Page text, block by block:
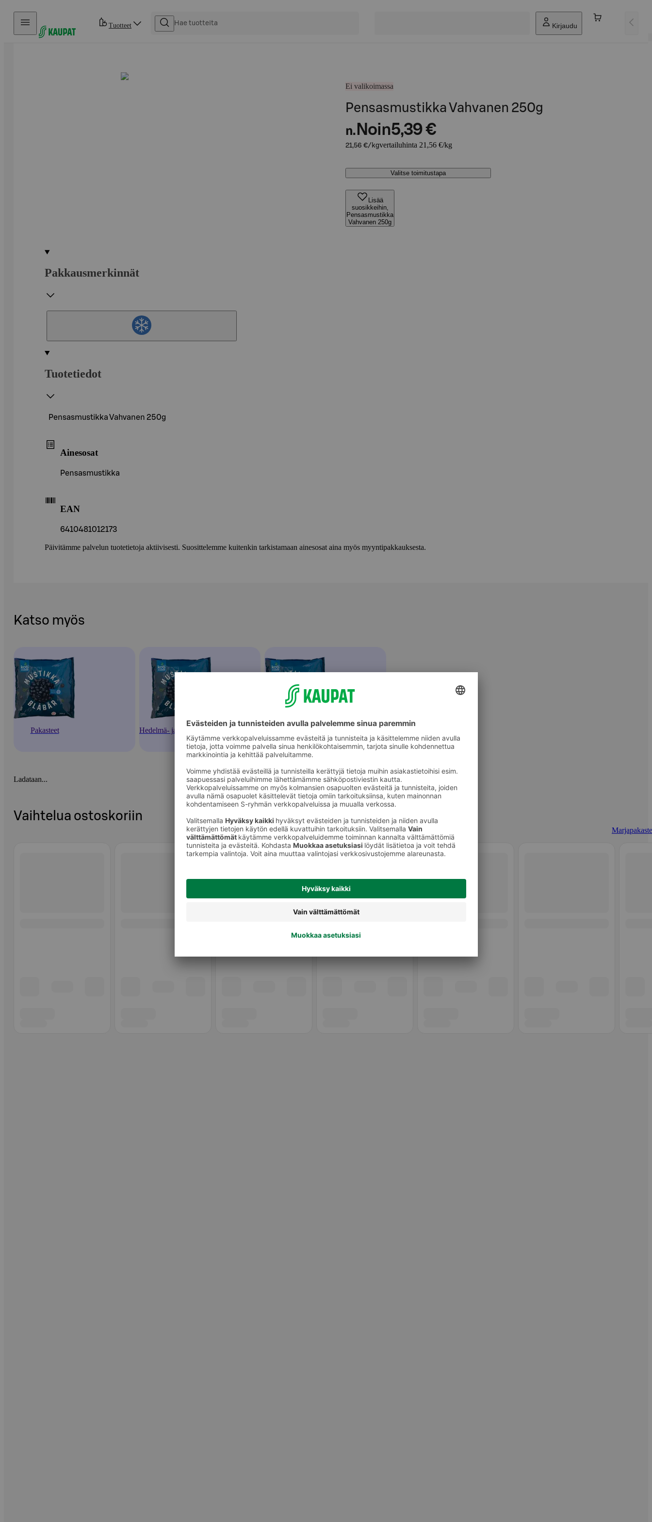
Hyppää sisältöön
Tuotteet Kirjaudu
Ei valikoimassa
Pensasmustikka Vahvanen 250g
n. Noin5,39 €
21,56 €/kgvertailuhinta 21,56 €/kg
Valitse toimitustapa
Lisää
suosikkeihin,
Pensasmustikka
Vahvanen 250g
Pakkausmerkinnät
Tuotetiedot
Pensasmustikka Vahvanen 250g
Ainesosat
Pensasmustikka
EAN
6410481012173
Päivitämme palvelun tuotetietoja aktiivisesti. Suosittelemme kuitenkin tarkistamaan ainesosat aina myös myyntipakkauksesta.
Katso myös
Pakasteet Hedelmä- ja marjapakasteet Marjapakasteet
Ladataan...
Vaihtelua ostoskoriin